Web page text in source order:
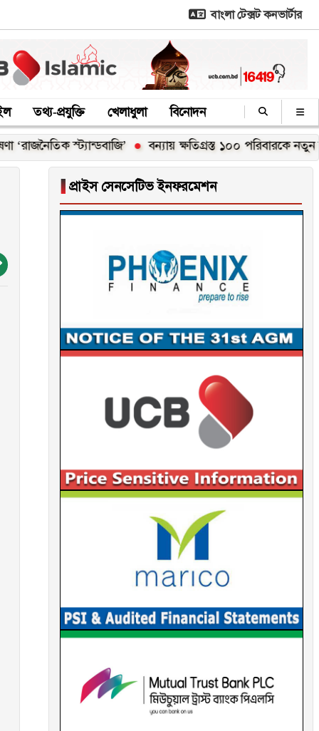
বাংলা টেক্সট কনভার্টার
তথ্য-প্রযুক্তি খেলাধুলা বিনোদন
স্ট্যান্ডবাজি’ বন্যায় ক্ষতিগ্রস্ত ১০০ পরিবারকে নতুন ঘর দেবেন
▐ প্রাইস সেনসেটিভ ইনফরমেশন